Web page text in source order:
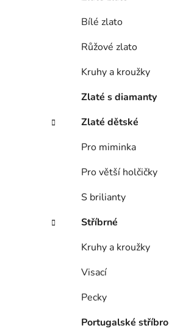
Bílé zlato
Růžové zlato
Kruhy a kroužky
Zlaté s diamanty
Zlaté dětské
Pro miminka
Pro větší holčičky
S brilianty
Stříbrné
Kruhy a kroužky
Visací
Pecky
Portugalské stříbro